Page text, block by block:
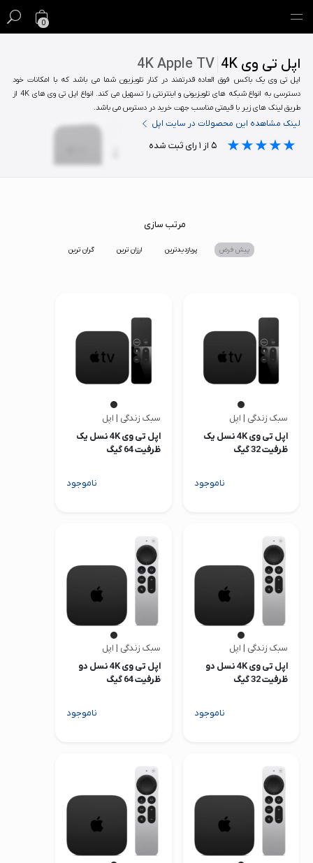
0
گیفت کارت
فروش ویژه
مک
اپل واچ
محصولات کارکرده
تماس با ما
خواندنی ها
اپل تی وی 4K 4K Apple TV
اپل تی وی یک باکس فوق العاده قدرتمند در کنار تلویزیون شما می باشد که با امکانات خود
دسترسی به انواع شبکه های تلویزیونی و اینترنتی را تسهیل می کند. انواع اپل تی وی های 4K از
طریق لینک های زیر با قیمتی مناسب جهت خرید در دسترس می باشد.
لینک مشاهده این محصولات در سایت اپل
★★★★★
★★★★★
★★★★★ ۵ از ۱ رای ثبت شده
مرتب سازی
پیش فرض پربازدیدترین ارزان ترین گران ترین
سبک زندگی | اپل
اپل تی وی 4K نسل یک
ظرفیت 32 گیگ
ناموجود
سبک زندگی | اپل
اپل تی وی 4K نسل یک
ظرفیت 64 گیگ
ناموجود
سبک زندگی | اپل
اپل تی وی 4K نسل دو
ظرفیت 32 گیگ
ناموجود
سبک زندگی | اپل
اپل تی وی 4K نسل دو
ظرفیت 64 گیگ
ناموجود